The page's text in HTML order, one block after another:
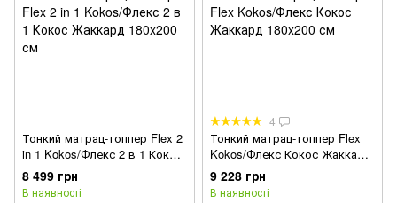
Тонкий матрац-топпер Flex 2
in 1 Kokos/Флекс 2 в 1 Кокос
Жаккард 180x200 см
8 499 грн
В наявності
4
Тонкий матрац-топпер Flex
Kokos/Флекс Кокос Жаккард
180x200 см
9 228 грн
В наявності